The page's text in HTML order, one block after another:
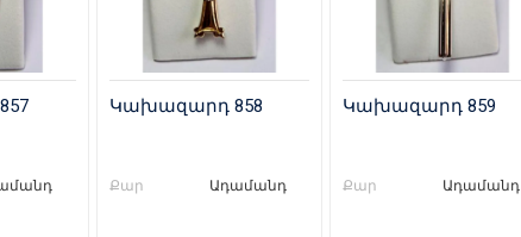
Կախազարդ 858
Քար Ադամանդ
Կախազարդ 859
Քար Ադամանդ